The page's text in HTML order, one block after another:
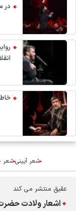
در
شعر آیینیشعر
عقیق منتشر می کند
اشعار ولادت حضرت